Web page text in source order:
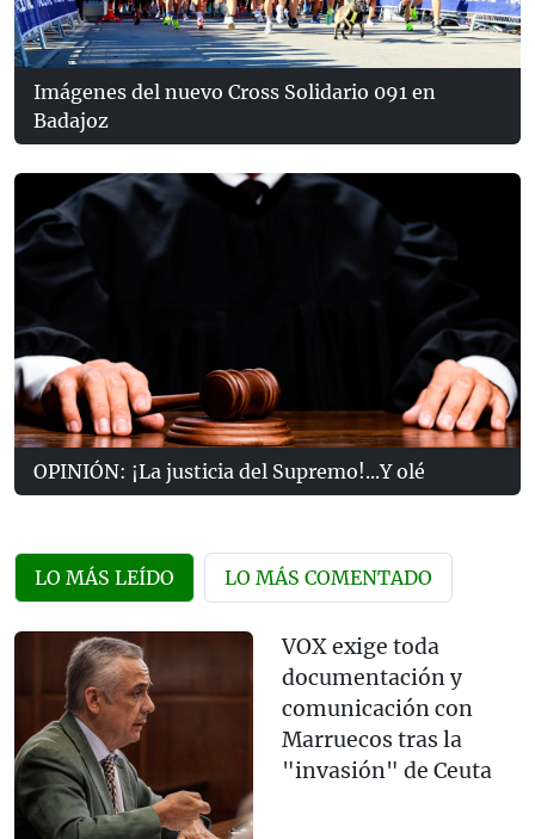
Imágenes del nuevo Cross Solidario 091 en
Badajoz
OPINIÓN: ¡La justicia del Supremo!...Y olé
LO MÁS LEÍDO LO MÁS COMENTADO
VOX exige toda
documentación y
comunicación con
Marruecos tras la
"invasión" de Ceuta